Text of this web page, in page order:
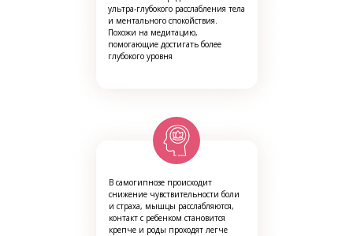
В самогипнозе происходит
снижение чувствительности боли
и страха, мышцы расслабляются,
контакт с ребенком становится
крепче и роды проходят легче
ультра-глубокого расслабления тела
и ментального спокойствия.
Похожи на медитацию,
помогающие достигать более
глубокого уровня